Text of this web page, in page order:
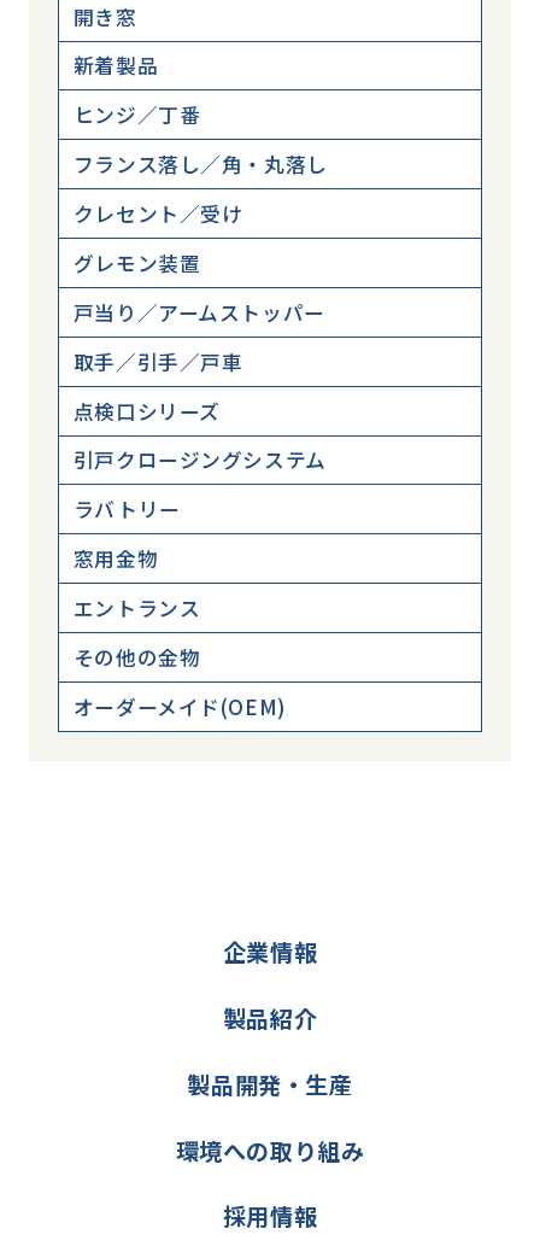
開き窓
新着製品
ヒンジ／丁番
フランス落し／角・丸落し
クレセント／受け
グレモン装置
戸当り／アームストッパー
取手／引手／戸車
点検口シリーズ
引戸クロージングシステム
ラバトリー
窓用金物
エントランス
その他の金物
オーダーメイド(OEM)
企業情報
製品紹介
製品開発・生産
環境への取り組み
採用情報